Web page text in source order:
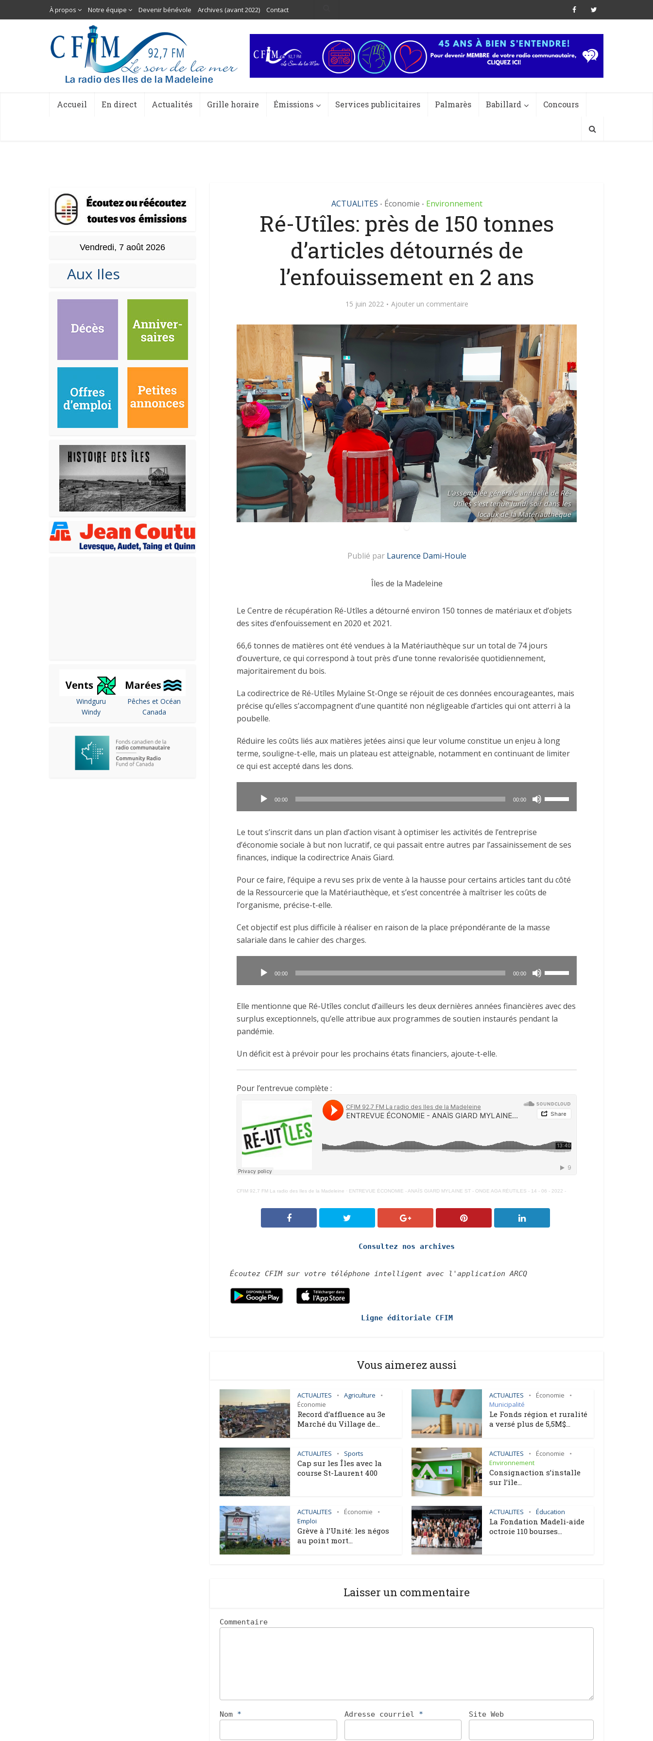
À propos Notre équipe Devenir bénévole Archives (avant 2022) Contact
Accueil En direct Actualités Grille horaire Émissions Services publicitaires Palmarès Babillard Concours
Vendredi, 7 août 2026
Aux Iles
Windguru
Windy
Pêches et Océan
Canada
ACTUALITES • Économie • Environnement
Ré-Utîles: près de 150 tonnes
d’articles détournés de
l’enfouissement en 2 ans
15 juin 2022 Ajouter un commentaire
L'assemblée générale annuelle de Ré-
Utîles s'est tenue lundi soir dans les
locaux de la Matériauthèque
Publié par Laurence Dami-Houle
Îles de la Madeleine
Le Centre de récupération Ré-Utîles a détourné environ 150 tonnes de matériaux et d’objets
des sites d’enfouissement en 2020 et 2021.
66,6 tonnes de matières ont été vendues à la Matériauthèque sur un total de 74 jours
d’ouverture, ce qui correspond à tout près d’une tonne revalorisée quotidiennement,
majoritairement du bois.
La codirectrice de Ré-Utîles Mylaine St-Onge se réjouit de ces données encourageantes, mais
précise qu’elles s’accompagnent d’une quantité non négligeable d’articles qui ont atterri à la
poubelle.
Réduire les coûts liés aux matières jetées ainsi que leur volume constitue un enjeu à long
terme, souligne-t-elle, mais un plateau est atteignable, notamment en continuant de limiter
ce qui est accepté dans les dons.
00:00 00:00
pour
diminuer
le
Le tout s’inscrit dans un plan d’action visant à optimiser les activités de l’entreprise
d’économie sociale à but non lucratif, ce qui passait entre autres par l’assainissement de ses
finances, indique la codirectrice Anaïs Giard.
Pour ce faire, l’équipe a revu ses prix de vente à la hausse pour certains articles tant du côté
de la Ressourcerie que la Matériauthèque, et s’est concentrée à maîtriser les coûts de
l’organisme, précise-t-elle.
Cet objectif est plus difficile à réaliser en raison de la place prépondérante de la masse
salariale dans le cahier des charges.
00:00 00:00
haut/bas
pour
le
Elle mentionne que Ré-Utîles conclut d’ailleurs les deux dernières années financières avec des
surplus exceptionnels, qu’elle attribue aux programmes de soutien instaurés pendant la
pandémie.
Un déficit est à prévoir pour les prochains états financiers, ajoute-t-elle.
Pour l’entrevue complète :
CFIM 92,7 FM La radio des Iles de la Madeleine · ENTREVUE ÉCONOMIE - ANAÏS GIARD MYLAINE ST - ONGE AGA RÉUTILES - 14 - 06 - 2022 -
Consultez nos archives
Écoutez CFIM sur votre téléphone intelligent avec l'application ARCQ
Ligne éditoriale CFIM
Vous aimerez aussi
ACTUALITES • Agriculture •
Économie
Record d’affluence au 3e
Marché du Village de...
ACTUALITES • Économie •
Municipalité
Le Fonds région et ruralité
a versé plus de 5,5M$...
ACTUALITES • Sports
Cap sur les Îles avec la
course St-Laurent 400
ACTUALITES • Économie •
Environnement
Consignaction s’installe
sur l’île...
ACTUALITES • Économie •
Emploi
Grève à l’Unité: les négos
au point mort...
ACTUALITES • Éducation
La Fondation Madeli-aide
octroie 110 bourses...
Laisser un commentaire
Commentaire
Nom * Adresse courriel * Site Web